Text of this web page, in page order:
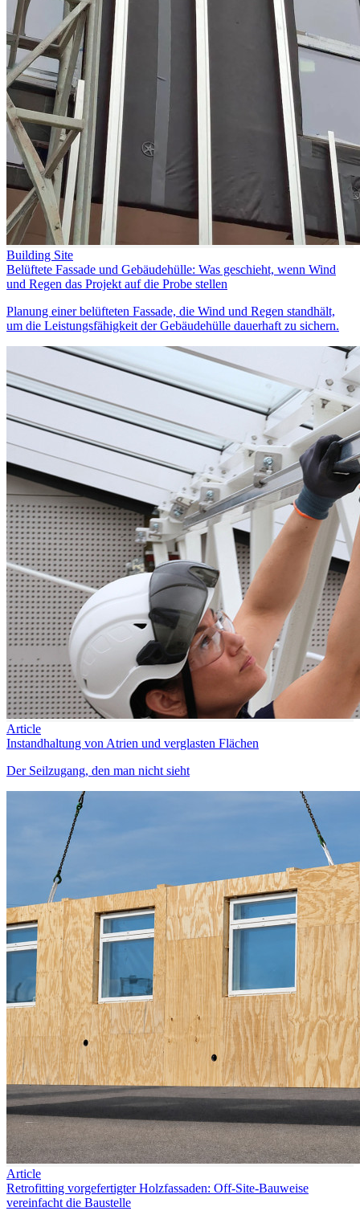
Building Site
Belüftete Fassade und Gebäudehülle: Was geschieht, wenn Wind
und Regen das Projekt auf die Probe stellen
Planung einer belüfteten Fassade, die Wind und Regen standhält,
um die Leistungsfähigkeit der Gebäudehülle dauerhaft zu sichern.
Article
Instandhaltung von Atrien und verglasten Flächen
Der Seilzugang, den man nicht sieht
Article
Retrofitting vorgefertigter Holzfassaden: Off-Site-Bauweise
vereinfacht die Baustelle